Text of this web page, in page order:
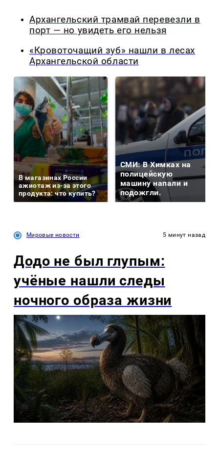
Архангельский трамвай перевезли в
порт — но увидеть его нельзя
«Кровоточащий зуб» нашли в лесах
Архангельской области
В магазинах России
ажиотаж из-за этого
продукта: что купить?
СМИ: В Химках на
полицейскую
машину напали и
подожгли.
Мировые новости 5 минут назад
Додо не был глупым:
учёные нашли следы
ночного образа жизни